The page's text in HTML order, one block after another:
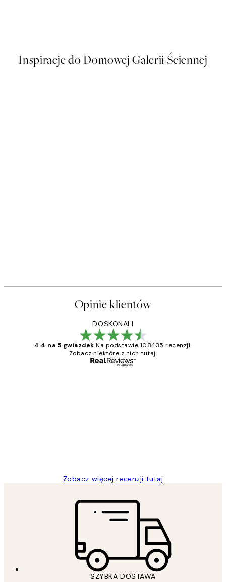
Inspiracje do Domowej Galerii Ściennej
Opinie klientów
DOSKONALI
4.4 na 5 gwiazdek Na podstawie 108435 recenzji.
Zobacz niektóre z nich tutaj.
Zobacz więcej recenzji tutaj
SZYBKA DOSTAWA